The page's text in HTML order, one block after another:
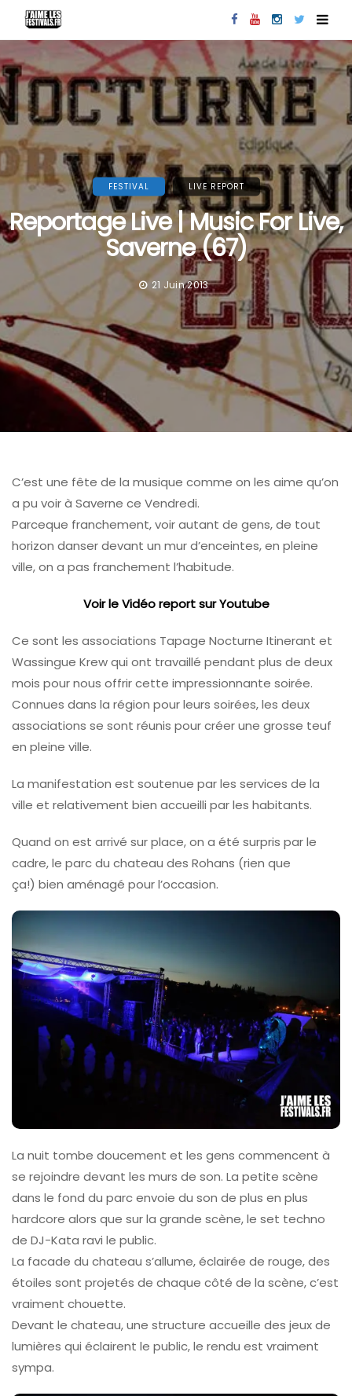
FESTIVAL LIVE REPORT
Reportage Live | Music For Live,
Saverne (67)
21 Juin 2013
C’est une fête de la musique comme on les aime qu’on
a pu voir à Saverne ce Vendredi.
Parceque franchement, voir autant de gens, de tout
horizon danser devant un mur d’enceintes, en pleine
ville, on a pas franchement l’habitude.
Voir le Vidéo report sur Youtube
Ce sont les associations Tapage Nocturne Itinerant et
Wassingue Krew qui ont travaillé pendant plus de deux
mois pour nous offrir cette impressionnante soirée.
Connues dans la région pour leurs soirées, les deux
associations se sont réunis pour créer une grosse teuf
en pleine ville.
La manifestation est soutenue par les services de la
ville et relativement bien accueilli par les habitants.
Quand on est arrivé sur place, on a été surpris par le
cadre, le parc du chateau des Rohans (rien que
ça!) bien aménagé pour l’occasion.
La nuit tombe doucement et les gens commencent à
se rejoindre devant les murs de son. La petite scène
dans le fond du parc envoie du son de plus en plus
hardcore alors que sur la grande scène, le set techno
de DJ-Kata ravi le public.
La facade du chateau s’allume, éclairée de rouge, des
étoiles sont projetés de chaque côté de la scène, c’est
vraiment chouette.
Devant le chateau, une structure accueille des jeux de
lumières qui éclairent le public, le rendu est vraiment
sympa.